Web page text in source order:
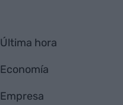
Última hora
Economía
Empresa